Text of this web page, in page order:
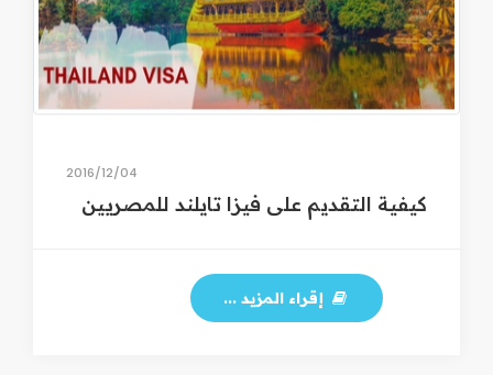
04‏/12‏/2016
كيفية التقديم على فيزا تايلند للمصريين
إقراء المزيد ...